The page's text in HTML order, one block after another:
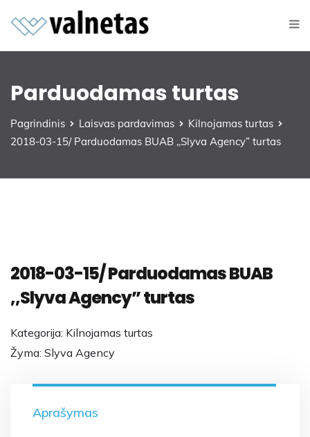
Parduodamas turtas
Pagrindinis Laisvas pardavimas
Kilnojamas turtas
2018-03-15/ Parduodamas BUAB ,,Slyva Agency” turtas
2018-03-15/ Parduodamas BUAB
,,Slyva Agency” turtas
Kategorija: Kilnojamas turtas
Žyma: Slyva Agency
Aprašymas